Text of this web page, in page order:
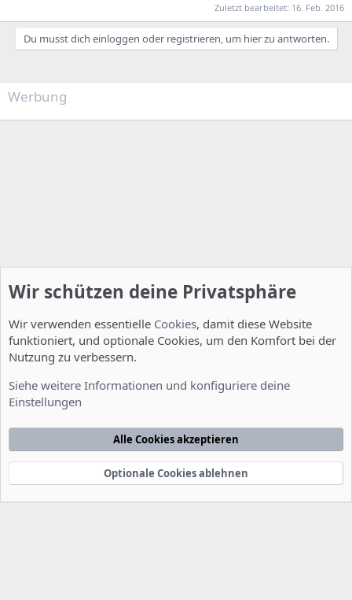
Zuletzt bearbeitet: 16. Feb. 2016
Du musst dich einloggen oder registrieren, um hier zu antworten.
Werbung
Nutzungsbedingungen Datenschutzerklärung
Startseite
e
Community platform by XenForo® © 2010-2022 XenForo Ltd.
xenDach©2010-2014
Wir schützen deine Privatsphäre
Wir verwenden essentielle Cookies, damit diese Website
funktioniert, und optionale Cookies, um den Komfort bei der
Nutzung zu verbessern.
Siehe weitere Informationen und konfiguriere deine
Einstellungen
Alle Cookies akzeptieren
Optionale Cookies ablehnen